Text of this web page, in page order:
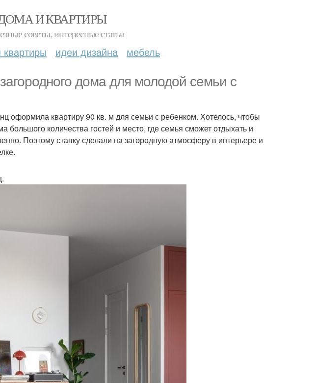
И КВАРТИРЫ
советы, интересные статьи
квартиры идеи дизайна мебель
дома для молодой семьи с
оформила квартиру 90 кв. м для семьи с ребенком. Хотелось, чтобы
количества гостей и место, где семья сможет отдыхать и
Поэтому ставку сделали на загородную атмосферу в интерьере и